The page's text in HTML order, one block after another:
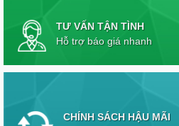
TƯ VẤN TẬN TÌNH
Hỗ trợ báo giá nhanh
CHÍNH SÁCH HẬU MÃI